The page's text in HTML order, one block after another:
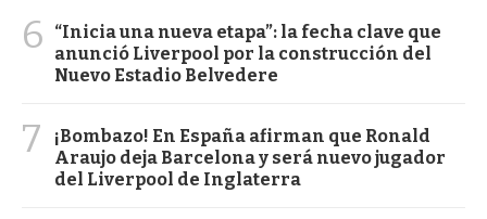
6
“Inicia una nueva etapa”: la fecha clave que
anunció Liverpool por la construcción del
Nuevo Estadio Belvedere
7
¡Bombazo! En España afirman que Ronald
Araujo deja Barcelona y será nuevo jugador
del Liverpool de Inglaterra